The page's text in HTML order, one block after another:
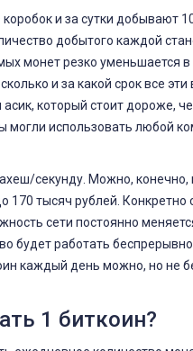
и за сутки добывают
добытого каждой
монет резко уменьшается в
и за какой срок все
который стоит дороже,
использовать любой
секунду. Можно, конечно,
тысяч рублей. Конкретно
сети постоянно
будет работать
каждый день можно, но не
1 биткоин?